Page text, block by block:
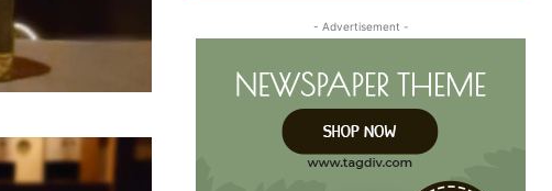
- Advertisement -